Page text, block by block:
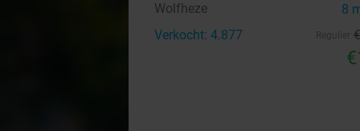
Wolfheze
8
Verkocht: 4.877